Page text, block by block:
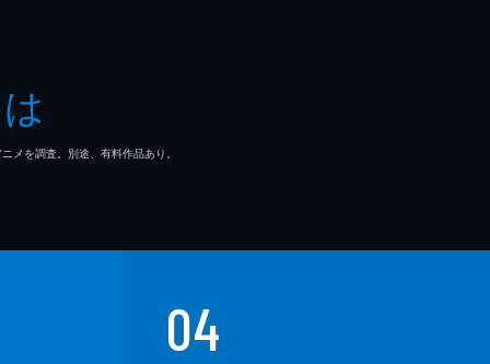
を調査。別途、有料作品あり。
04